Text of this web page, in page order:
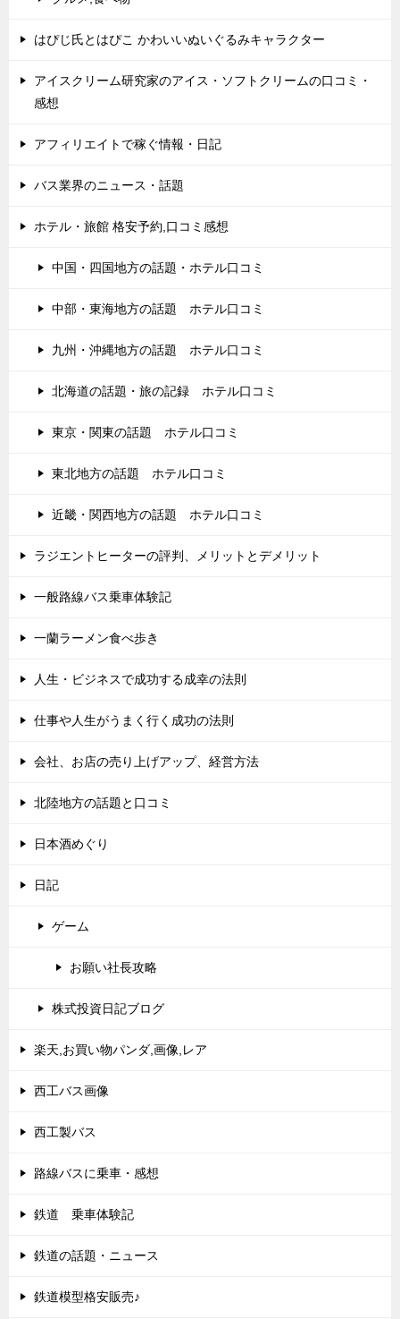
はぴじ氏とはぴこ かわいいぬいぐるみキャラクター
アイスクリーム研究家のアイス・ソフトクリームの口コミ・
感想
アフィリエイトで稼ぐ情報・日記
バス業界のニュース・話題
ホテル・旅館 格安予約,口コミ感想
中国・四国地方の話題・ホテル口コミ
中部・東海地方の話題 ホテル口コミ
九州・沖縄地方の話題 ホテル口コミ
北海道の話題・旅の記録 ホテル口コミ
東京・関東の話題 ホテル口コミ
東北地方の話題 ホテル口コミ
近畿・関西地方の話題 ホテル口コミ
ラジエントヒーターの評判、メリットとデメリット
一般路線バス乗車体験記
一蘭ラーメン食べ歩き
人生・ビジネスで成功する成幸の法則
仕事や人生がうまく行く成功の法則
会社、お店の売り上げアップ、経営方法
北陸地方の話題と口コミ
日本酒めぐり
日記
ゲーム
お願い社長攻略
株式投資日記ブログ
楽天,お買い物パンダ,画像,レア
西工バス画像
西工製バス
路線バスに乗車・感想
鉄道 乗車体験記
鉄道の話題・ニュース
鉄道模型格安販売♪